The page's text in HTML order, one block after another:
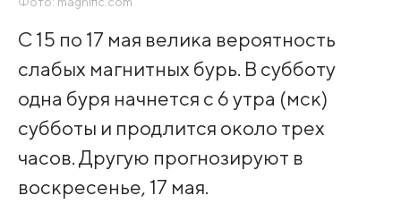
С 15 по 17 мая велика вероятность
слабых магнитных бурь. В субботу
одна буря начнется с 6 утра (мск)
субботы и продлится около трех
часов. Другую прогнозируют в
воскресенье, 17 мая.